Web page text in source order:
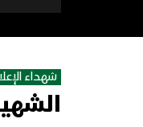
شهداء